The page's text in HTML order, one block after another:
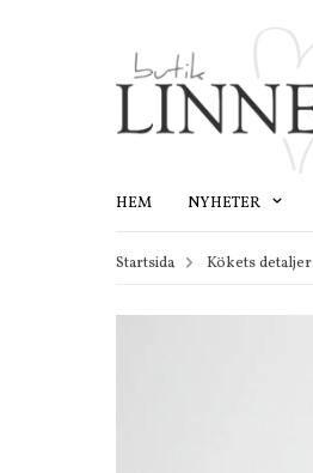
HEM NYHETER
Startsida Kökets detaljer